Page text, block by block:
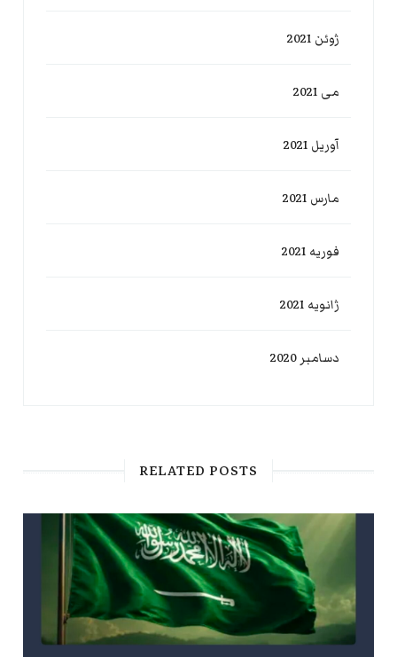
ژوئن 2021
می 2021
آوریل 2021
مارس 2021
فوریه 2021
ژانویه 2021
دسامبر 2020
RELATED POSTS